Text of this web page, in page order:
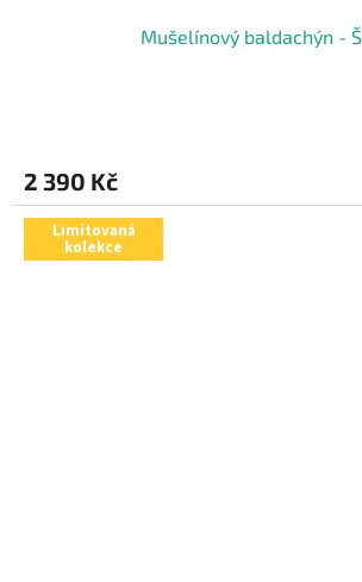
Mušelínový baldachýn -
2 390 Kč
Limitovaná
kolekce